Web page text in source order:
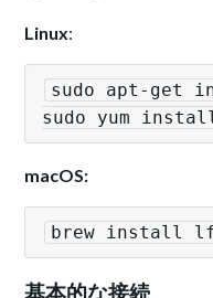
Linux:
sudo apt-get
sudo yum
macOS:
brew install
基本的な接続